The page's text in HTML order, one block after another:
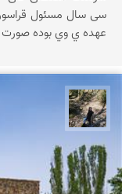
سی سال مسئول
عهده ي وي بوده